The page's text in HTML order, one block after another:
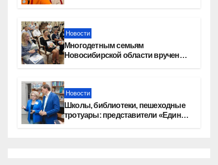
Новости
Многодетным семьям
Новосибирской области вручены
Новости
Школы, библиотеки, пешеходные
тротуары: представители «Единой